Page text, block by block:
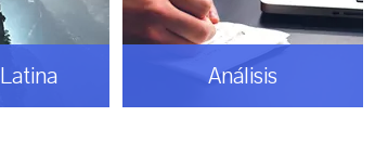
Análisis